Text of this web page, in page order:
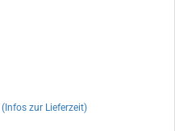
(Infos zur Lieferzeit)